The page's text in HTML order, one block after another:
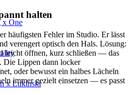
x One
x Lukinski
halten
häufigsten Fehler im Studio. Er lässt
verengert optisch den Hals. Lösung:
leicht öffnen, kurz schließen — das
Die Lippen dann locker
oder bewusst ein halbes Lächeln
immer gezielt einsetzen — es passt